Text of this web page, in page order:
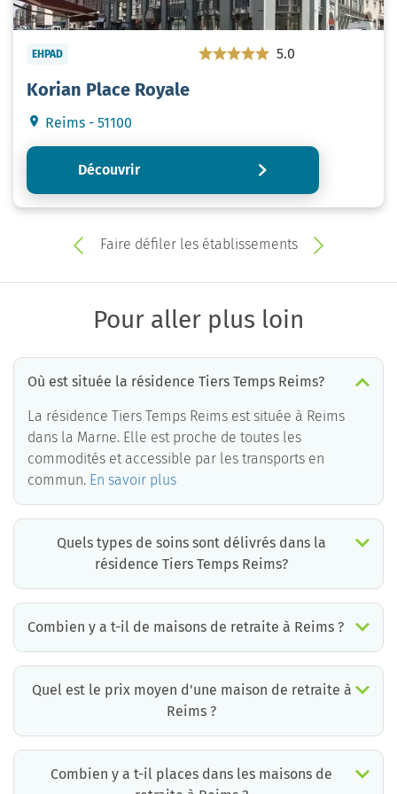
EHPAD 5.0
Korian Place Royale
Reims - 51100
Découvrir
Faire défiler les établissements
Pour aller plus loin
Où est située la résidence Tiers Temps Reims?
La résidence Tiers Temps Reims est située à Reims
dans la Marne. Elle est proche de toutes les
commodités et accessible par les transports en
commun. En savoir plus
Quels types de soins sont délivrés dans la
résidence Tiers Temps Reims?
Combien y a t-il de maisons de retraite à Reims ?
Quel est le prix moyen d'une maison de retraite à
Reims ?
Combien y a t-il places dans les maisons de